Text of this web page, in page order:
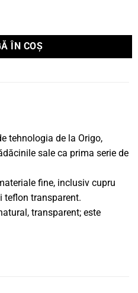
Unity
ÎN COȘ
tehnologia de la Origo,
sale ca prima serie de
fine, inclusiv cupru
teflon transparent.
transparent; este